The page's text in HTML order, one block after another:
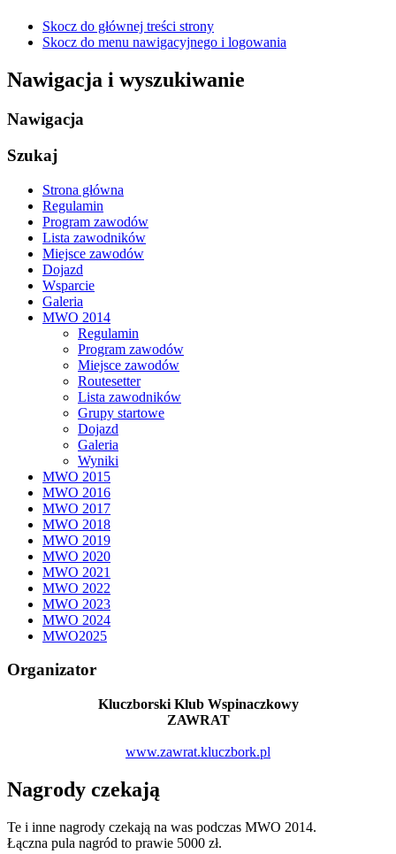
Skocz do głównej treści strony
Skocz do menu nawigacyjnego i logowania
Nawigacja i wyszukiwanie
Nawigacja
Szukaj
Strona główna
Regulamin
Program zawodów
Lista zawodników
Miejsce zawodów
Dojazd
Wsparcie
Galeria
MWO 2014
Regulamin
Program zawodów
Miejsce zawodów
Routesetter
Lista zawodników
Grupy startowe
Dojazd
Galeria
Wyniki
MWO 2015
MWO 2016
MWO 2017
MWO 2018
MWO 2019
MWO 2020
MWO 2021
MWO 2022
MWO 2023
MWO 2024
MWO2025
Organizator
Kluczborski Klub Wspinaczkowy
ZAWRAT
www.zawrat.kluczbork.pl
Nagrody czekają
Te i inne nagrody czekają na was podczas MWO 2014.
Łączna pula nagród to prawie 5000 zł.